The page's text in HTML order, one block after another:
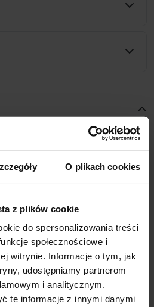
O plikach cookies
z plików cookie
do spersonalizowania treści
społecznościowe i
witrynie. Informacje o tym, jak
udostępniamy partnerom
i analitycznym.
te informacje z innymi danymi
LED nowoczesne i eleganckie
do sufitów podwieszanych z
moduł LED o mocy 8W ze
wykorzystać do oświetlenia
sypialni, kuchni, korytarzu,
hotelach, biurach czy